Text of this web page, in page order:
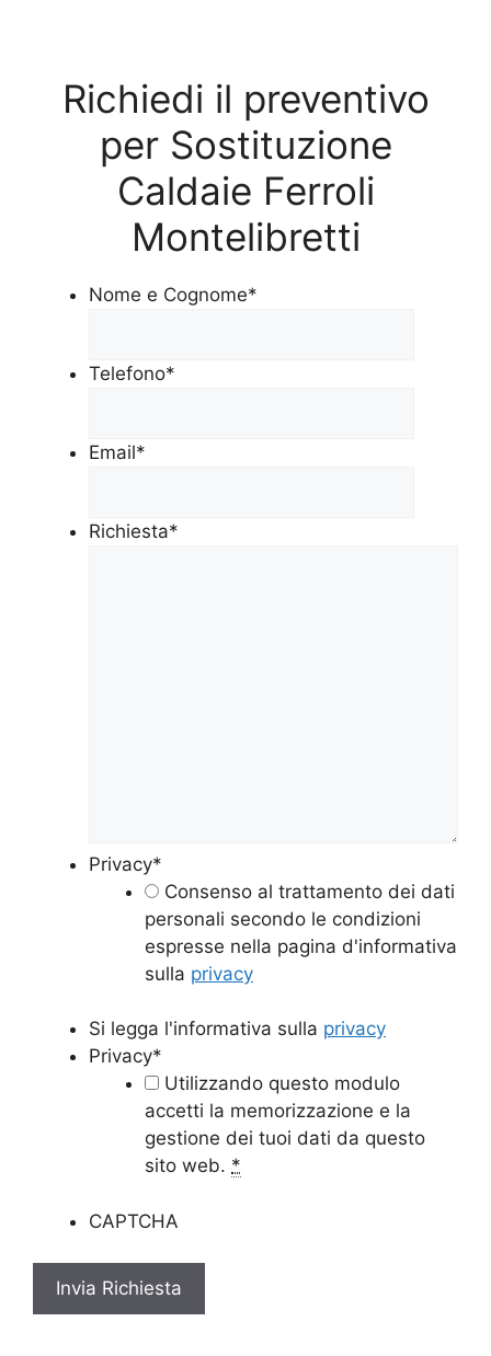
Richiedi il preventivo
per Sostituzione
Caldaie Ferroli
Montelibretti
Nome e Cognome*
Telefono*
Email*
Richiesta*
Privacy*
Consenso al trattamento dei dati
personali secondo le condizioni
espresse nella pagina d'informativa
sulla privacy
Si legga l'informativa sulla privacy
Privacy*
Utilizzando questo modulo
accetti la memorizzazione e la
gestione dei tuoi dati da questo
sito web. *
CAPTCHA